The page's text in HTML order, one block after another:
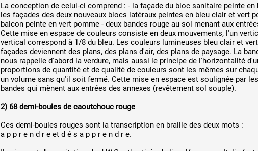
La conception de celui-ci comprend : - la façade du bloc sanitaire peinte
les façades des deux nouveaux blocs latéraux peintes en bleu clair et vert
balcon peinte en vert pomme - deux bandes rouge au sol menant aux
Cette mise en espace de couleurs consiste en deux mouvements, l'un
vertical correspond à 1/8 du bleu. Les couleurs lumineuses bleu clair et
façades deviennent des plans, des plans d'air, des plans de paysage. La
nous rappelle d'abord la verdure, mais aussi le principe de l'horizontalité
proportions de quantité et de qualité de couleurs sont les mêmes sur
un volume sans qu'il soit fermé. Cette mise en espace est soulignée par
bandes qui mènent aux entrées des annexes (revêtement sol souple).
2) 68 demi-boules de caoutchouc rouge
Ces demi-boules rouges sont la transcription en braille des deux mots :
a p p r e n d r e et d é s a p p r e n d r e.